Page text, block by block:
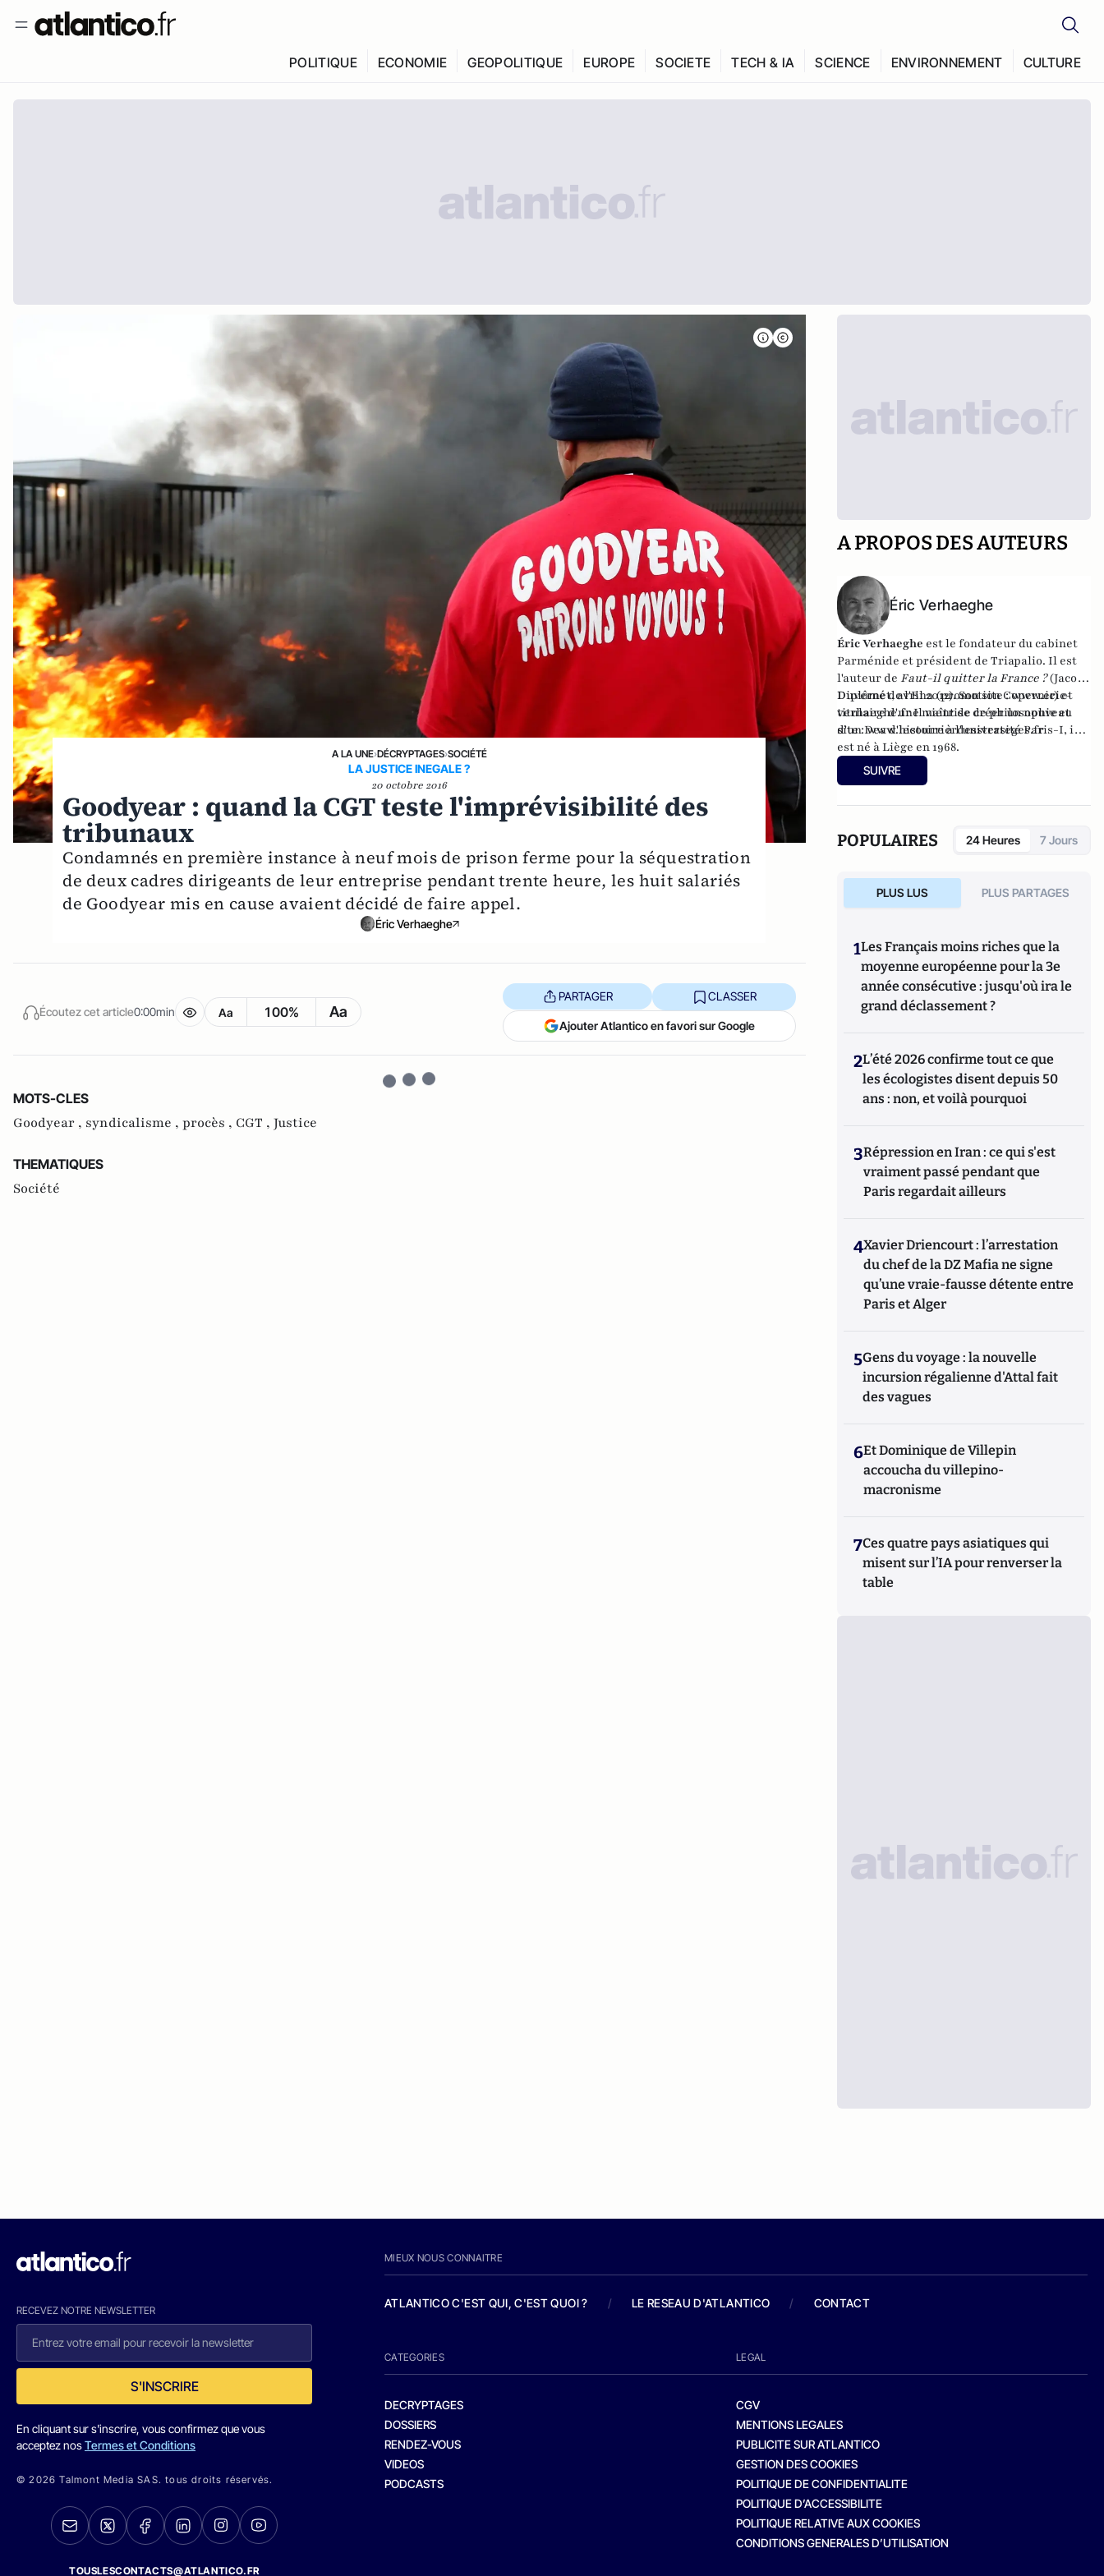
POLITIQUE ECONOMIE GEOPOLITIQUE EUROPE SOCIETE TECH & IA SCIENCE ENVIRONNEMENT CULTURE
A LA UNE›DÉCRYPTAGES›SOCIÉTÉ
LA JUSTICE INEGALE ?
20 octobre 2016
Goodyear : quand la CGT teste l'imprévisibilité des
tribunaux
Condamnés en première instance à neuf mois de prison ferme pour la séquestration
de deux cadres dirigeants de leur entreprise pendant trente heure, les huit salariés
de Goodyear mis en cause avaient décidé de faire appel.
Éric Verhaeghe
Écoutez cet article0:00min Aa 100% Aa
PARTAGER CLASSER
Ajouter Atlantico en favori sur Google
MOTS-CLES
Goodyear , syndicalisme , procès , CGT , Justice
THEMATIQUES
Société
A PROPOS DES AUTEURS
Éric Verhaeghe
Éric Verhaeghe est le fondateur du cabinet
Parménide et président deTriapalio. Il est
l'auteur de Faut-il quitter la France ?(Jacob-
Duvernet, avril 2012). Son site :www.eric-
verhaeghe.frIl vient de créer un nouveau
site :www.lecourrierdesstrateges.fr
Diplômé de l'Ena (promotion Copernic) et
titulaire d'une maîtrise de philosophie et
d'un Dea d'histoire à l'université Paris-I, il
est né à Liège en 1968.
SUIVRE
POPULAIRES 24 Heures 7 Jours
PLUS LUS PLUS PARTAGES
1Les Français moins riches que la
moyenne européenne pour la 3e
année consécutive : jusqu'où ira le
grand déclassement ?
2L’été 2026 confirme tout ce que
les écologistes disent depuis 50
ans : non, et voilà pourquoi
3Répression en Iran : ce qui s'est
vraiment passé pendant que
Paris regardait ailleurs
4Xavier Driencourt : l’arrestation
du chef de la DZ Mafia ne signe
qu’une vraie-fausse détente entre
Paris et Alger
5Gens du voyage : la nouvelle
incursion régalienne d'Attal fait
des vagues
6Et Dominique de Villepin
accoucha du villepino-
macronisme
7Ces quatre pays asiatiques qui
misent sur l’IA pour renverser la
table
RECEVEZ NOTRE NEWSLETTER
S'INSCRIRE
En cliquant sur s'inscrire, vous confirmez que vous
acceptez nosTermes et Conditions
© 2026 Talmont Media SAS. tous droits réservés.
TOUSLESCONTACTS@ATLANTICO.FR
MIEUX NOUS CONNAITRE
ATLANTICO C'EST QUI, C'EST QUOI ? / LE RESEAU D'ATLANTICO / CONTACT
CATEGORIES
DECRYPTAGES
DOSSIERS
RENDEZ-VOUS
VIDEOS
PODCASTS
LEGAL
CGV
MENTIONS LEGALES
PUBLICITE SUR ATLANTICO
GESTION DES COOKIES
POLITIQUE DE CONFIDENTIALITE
POLITIQUE D’ACCESSIBILITE
POLITIQUE RELATIVE AUX COOKIES
CONDITIONS GENERALES D’UTILISATION